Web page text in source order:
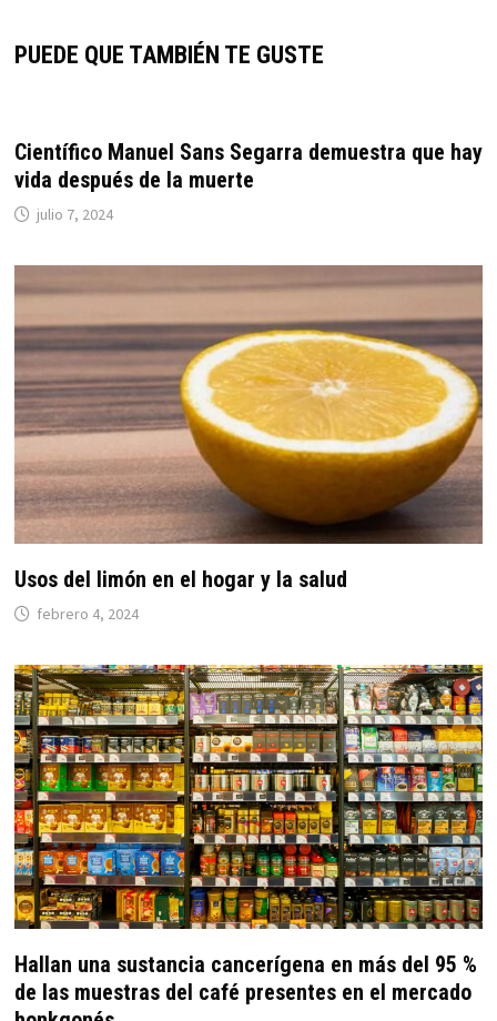
PUEDE QUE TAMBIÉN TE GUSTE
Científico Manuel Sans Segarra demuestra que hay
vida después de la muerte
julio 7, 2024
Usos del limón en el hogar y la salud
febrero 4, 2024
Hallan una sustancia cancerígena en más del 95 %
de las muestras del café presentes en el mercado